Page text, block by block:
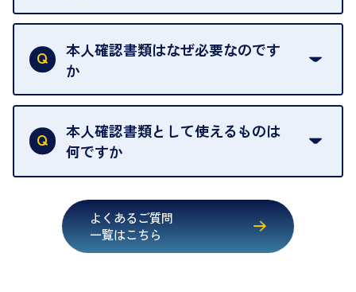
売却当日を含む8日間のうちに、お気軽にお申し出
出張買取のお品物は、8日間保管しております。
お品物の内容や点数によって異なりますが、店頭買
取の場合は1点あたり数分程度が目安です。大量の
お品物の場合は、お時間をいただくことがございま
本人確認書類はなぜ必要なのです
か
買取店は古物営業法により、お客様のご本人確認を
行うことが義務付けられています。安心してお取引
いただくためにも、ご協力をお願いいたします。
本人確認書類として使えるものは
何ですか
・健康保険証確認書
・マイナンバーカード
・在留カード
よくあるご質問
一覧はこちら